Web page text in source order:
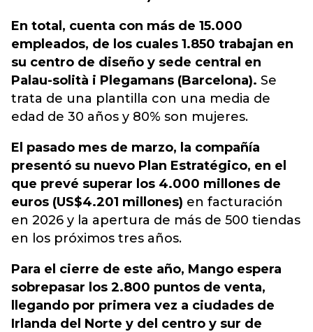
En total, cuenta con más de 15.000
empleados, de los cuales 1.850 trabajan en
su centro de diseño y sede central en
Palau-solità i Plegamans (Barcelona). Se
trata de una plantilla con una media de
edad de 30 años y 80% son mujeres.
El pasado mes de marzo, la compañía
presentó su nuevo Plan Estratégico, en el
que prevé superar los 4.000 millones de
euros (US$4.201 millones) en facturación
en 2026 y la apertura de más de 500 tiendas
en los próximos tres años.
Para el cierre de este año, Mango espera
sobrepasar los 2.800 puntos de venta,
llegando por primera vez a ciudades de
Irlanda del Norte y del centro y sur de